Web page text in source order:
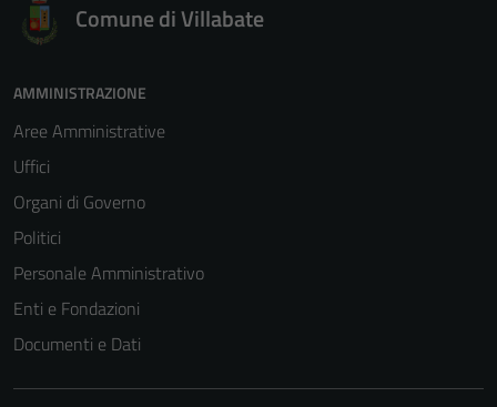
Comune di Villabate
AMMINISTRAZIONE
Aree Amministrative
Uffici
Organi di Governo
Politici
Personale Amministrativo
Enti e Fondazioni
Documenti e Dati
non raccolgono